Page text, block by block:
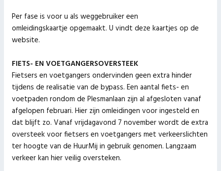
Per fase is voor u als weggebruiker een
omleidingskaartje opgemaakt. U vindt deze kaartjes op de
website.
FIETS- EN VOETGANGERSOVERSTEEK
Fietsers en voetgangers ondervinden geen extra hinder
tijdens de realisatie van de bypass. Een aantal fiets- en
voetpaden rondom de Plesmanlaan zijn al afgesloten vanaf
afgelopen februari. Hier zijn omleidingen voor ingesteld en
dat blijft zo. Vanaf vrijdagavond 7 november wordt de extra
oversteek voor fietsers en voetgangers met verkeerslichten
ter hoogte van de HuurMij in gebruik genomen. Langzaam
verkeer kan hier veilig oversteken.